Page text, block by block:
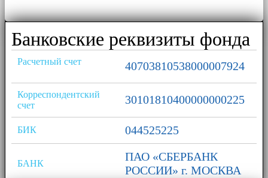
Банковские реквизиты фонда
Расчетный счет 40703810538000007924
Корреспондентский
счет
30101810400000000225
БИК 044525225
БАНК
ПАО «СБЕРБАНК
РОССИИ» г. МОСКВА